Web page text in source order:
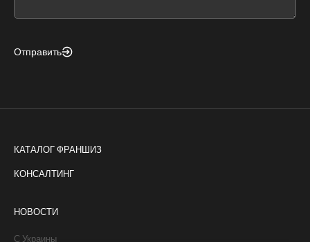
Отправить
КАТАЛОГ ФРАНШИЗ
КОНСАЛТИНГ
НОВОСТИ
С Украины